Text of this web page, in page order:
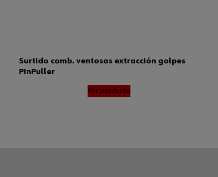
Surtido comb. ventosas extracción golpes
PinPuller
Ver producto